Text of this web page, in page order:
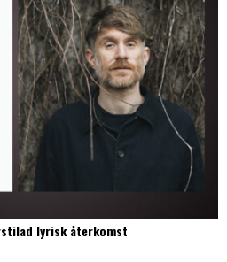
lyrisk återkomst